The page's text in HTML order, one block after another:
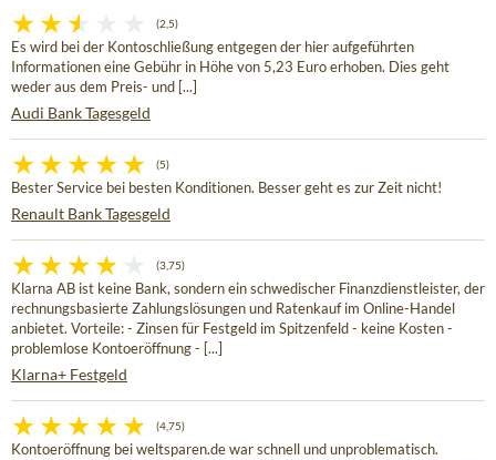
(2,5)
Es wird bei der Kontoschließung entgegen der hier aufgeführten
Informationen eine Gebühr in Höhe von 5,23 Euro erhoben. Dies geht
weder aus dem Preis- und [...]
Audi Bank Tagesgeld
(5)
Bester Service bei besten Konditionen. Besser geht es zur Zeit nicht!
Renault Bank Tagesgeld
(3,75)
Klarna AB ist keine Bank, sondern ein schwedischer Finanzdienstleister, der
rechnungsbasierte Zahlungslösungen und Ratenkauf im Online-Handel
anbietet. Vorteile: - Zinsen für Festgeld im Spitzenfeld - keine Kosten -
problemlose Kontoeröffnung - [...]
Klarna+ Festgeld
(4,75)
Kontoeröffnung bei weltsparen.de war schnell und unproblematisch.